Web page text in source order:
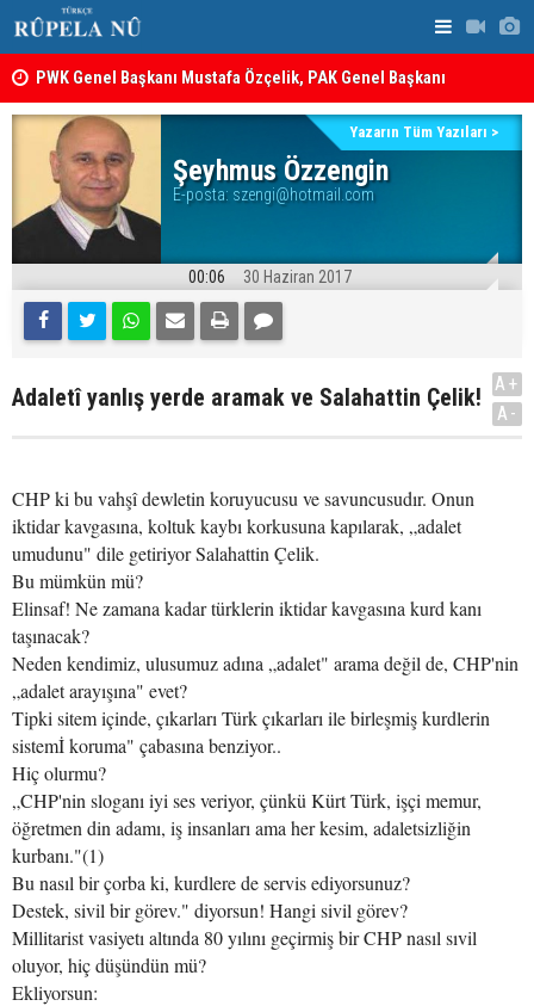
PWK Genel Başkanı Mustafa Özçelik, PAK Genel Başkanı
Hüseyin Yezdanpena’nın Oğlu İçin Kendisiyle Görüştü
12 maddelik çerçeve yasanın tam metni belli oldu: İşte
tam metin! Şeyhmus Özzengin
E-posta: szengi@hotmail.com
Yazarın Tüm Yazıları >
00:06 30 Haziran 2017
Adaletî yanlış yerde aramak ve Salahattin Çelik!
A+
A-
CHP ki bu vahşî dewletin koruyucusu ve savuncusudır. Onun
iktidar kavgasına, koltuk kaybı korkusuna kapılarak, „adalet
umudunu" dile getiriyor Salahattin Çelik.
Bu mümkün mü?
Elinsaf! Ne zamana kadar türklerin iktidar kavgasına kurd kanı
taşınacak?
Neden kendimiz, ulusumuz adına „adalet" arama değil de, CHP'nin
„adalet arayışına" evet?
Tipki sitem içinde, çıkarları Türk çıkarları ile birleşmiş kurdlerin
sistemİ koruma" çabasına benziyor..
Hiç olurmu?
„CHP'nin sloganı iyi ses veriyor, çünkü Kürt Türk, işçi memur,
öğretmen din adamı, iş insanları ama her kesim, adaletsizliğin
kurbanı."(1)
Bu nasıl bir çorba ki, kurdlere de servis ediyorsunuz?
Destek, sivil bir görev." diyorsun! Hangi sivil görev?
Millitarist vasiyetı altında 80 yılını geçirmiş bir CHP nasıl sıvil
oluyor, hiç düşündün mü?
Ekliyorsun: